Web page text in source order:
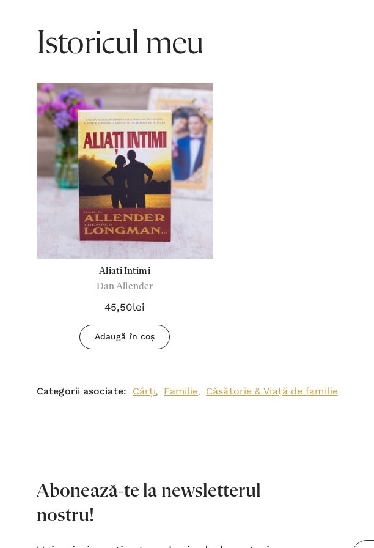
Istoricul meu
Aliati Intimi
Dan Allender
45,50lei
Adaugă în coș
Categorii asociate: Cărți, Familie, Căsătorie & Viață de familie
Abonează-te la newsletterul
nostru!